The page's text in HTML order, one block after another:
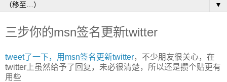
▼
三步你的msn签名更新twitter
tweet了一下，用msn签名更新twitter，不少朋友很关心，在
twitter上虽然给予了回复，未必很清楚，所以还是攒个贴更有
用些